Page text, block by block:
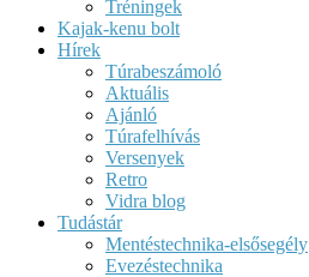
Tréningek
Kajak-kenu bolt
Hírek
Túrabeszámoló
Aktuális
Ajánló
Túrafelhívás
Versenyek
Retro
Vidra blog
Tudástár
Mentéstechnika-elsősegély
Evezéstechnika